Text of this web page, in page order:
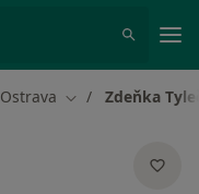
Ostrava Změna města
Zdeňka